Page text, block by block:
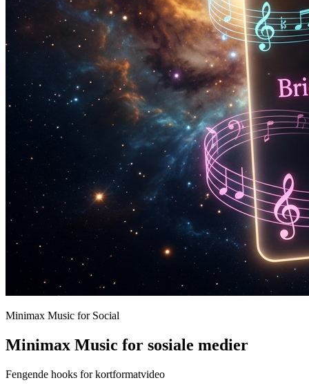
Minimax Music for Social
Minimax Music for sosiale medier
Fengende hooks for kortformatvideo